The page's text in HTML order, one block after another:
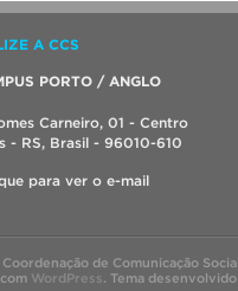
A CCS
PORTO / ANGLO
Carneiro, 01 - Centro
- RS, Brasil - 96010-610
para ver o e-mail
de Comunicação
WordPress. Tema